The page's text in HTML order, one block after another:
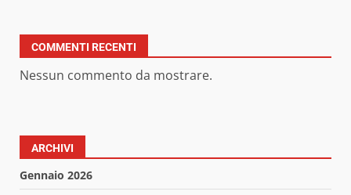
COMMENTI RECENTI
Nessun commento da mostrare.
ARCHIVI
Gennaio 2026